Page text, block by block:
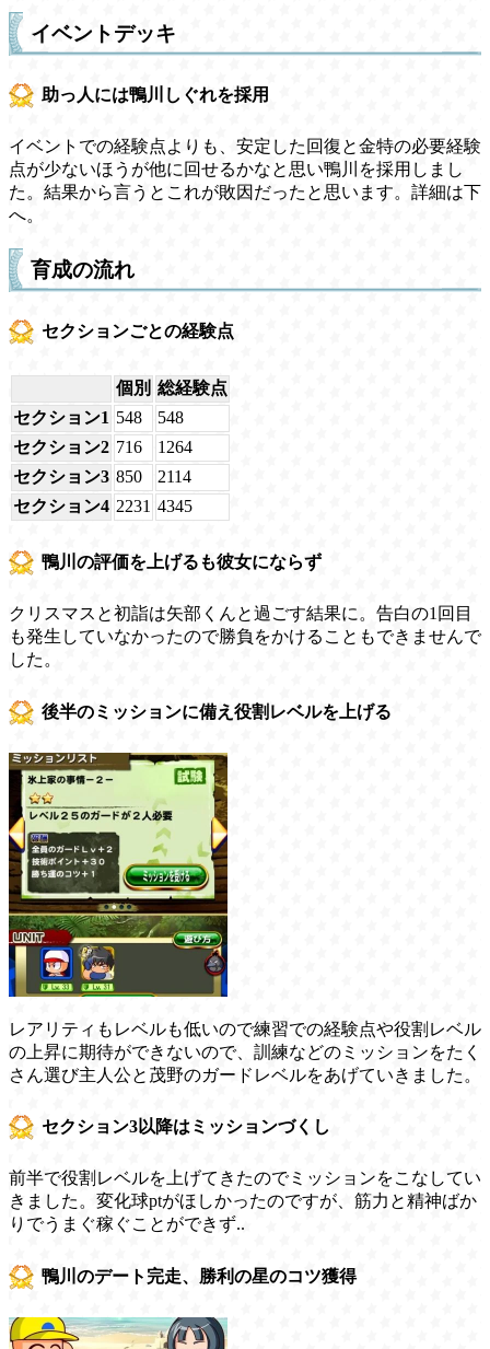
イベントデッキ
助っ人には鴨川しぐれを採用
イベントでの経験点よりも、安定した回復と金特の必要経験
点が少ないほうが他に回せるかなと思い鴨川を採用しまし
た。結果から言うとこれが敗因だったと思います。詳細は下
へ。
育成の流れ
セクションごとの経験点
個別 総経験点
セクション1 548
548
セクション2 716
1264
セクション3 850
2114
セクション4 2231 4345
鴨川の評価を上げるも彼女にならず
クリスマスと初詣は矢部くんと過ごす結果に。告白の1回目
も発生していなかったので勝負をかけることもできませんで
した。
後半のミッションに備え役割レベルを上げる
レアリティもレベルも低いので練習での経験点や役割レベル
の上昇に期待ができないので、訓練などのミッションをたく
さん選び主人公と茂野のガードレベルをあげていきました。
セクション3以降はミッションづくし
前半で役割レベルを上げてきたのでミッションをこなしてい
きました。変化球ptがほしかったのですが、筋力と精神ばか
りでうまぐ稼ぐことができず..
鴨川のデート完走、勝利の星のコツ獲得